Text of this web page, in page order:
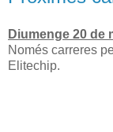
Diumenge 20 de
Només carreres
Elitechip.